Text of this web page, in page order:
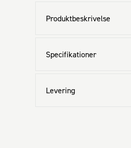
Produktbeskrivelse
Specifikationer
Levering